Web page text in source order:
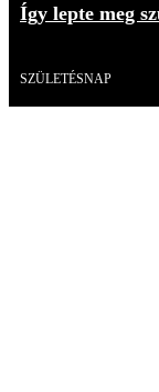
Így lepte meg
SZÜLETÉSNAP